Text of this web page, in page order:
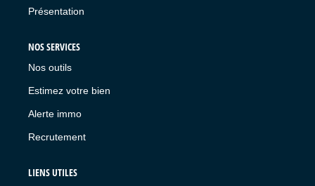
Présentation
NOS SERVICES
Nos outils
Estimez votre bien
Alerte immo
Recrutement
LIENS UTILES